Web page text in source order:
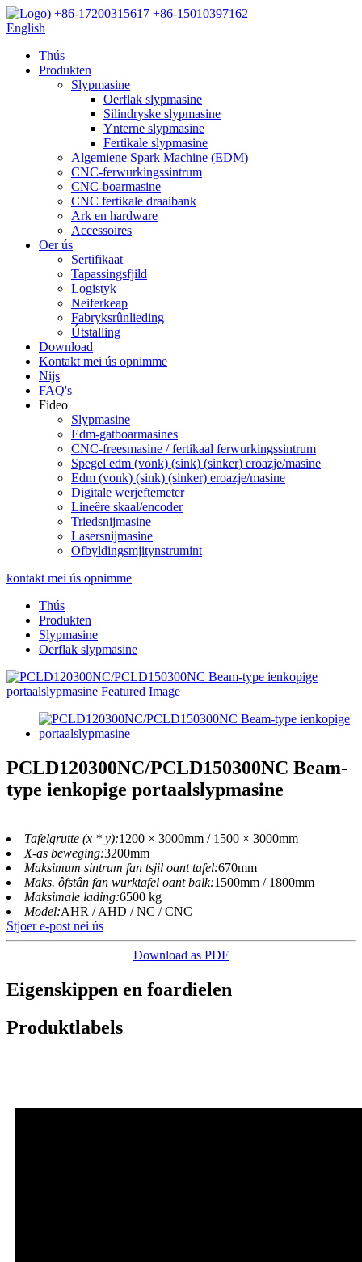
+86-17200315617 +86-15010397162
English
Thús
Produkten
Slypmasine
Oerflak slypmasine
Silindryske slypmasine
Ynterne slypmasine
Fertikale slypmasine
Algemiene Spark Machine (EDM)
CNC-ferwurkingssintrum
CNC-boarmasine
CNC fertikale draaibank
Ark en hardware
Accessoires
Oer ús
Sertifikaat
Tapassingsfjild
Logistyk
Neiferkeap
Fabryksrûnlieding
Útstalling
Download
Kontakt mei ús opnimme
Nijs
FAQ's
Fideo
Slypmasine
Edm-gatboarmasines
CNC-freesmasine / fertikaal ferwurkingssintrum
Spegel edm (vonk) (sink) (sinker) eroazje/masine
Edm (vonk) (sink) (sinker) eroazje/masine
Digitale werjeftemeter
Lineêre skaal/encoder
Triedsnijmasine
Lasersnijmasine
Ofbyldingsmjitynstrumint
kontakt mei ús opnimme
Thús
Produkten
Slypmasine
Oerflak slypmasine
PCLD120300NC/PCLD150300NC Beam-
type ienkopige portaalslypmasine
Tafelgrutte (x * y):1200 × 3000mm / 1500 × 3000mm
X-as beweging:3200mm
Maksimum sintrum fan tsjil oant tafel:670mm
Maks. ôfstân fan wurktafel oant balk:1500mm / 1800mm
Maksimale lading:6500 kg
Model:AHR / AHD / NC / CNC
Stjoer e-post nei ús
Download as PDF
Eigenskippen en foardielen
Produktlabels